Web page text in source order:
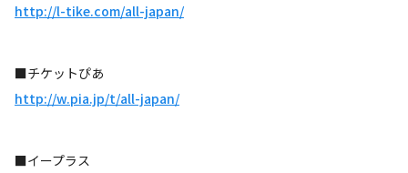
http://l-tike.com/all-japan/
■チケットぴあ
http://w.pia.jp/t/all-japan/
■イープラス